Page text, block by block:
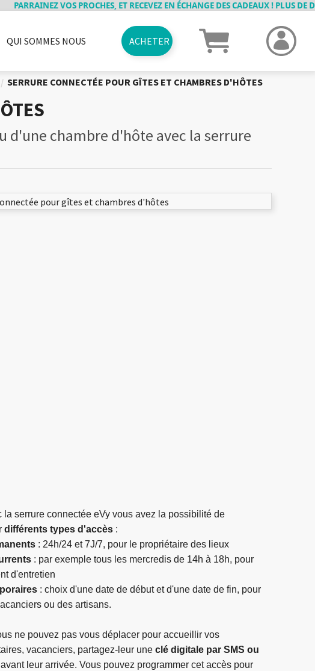
PARRAINEZ VOS PROCHES, ET RECEVEZ EN ÉCHANGE DES CADEAUX ! PLUS DE
ET ALARME ANCIENS PRODUITS CARTES CADEAUX
CAS D'USAGES
LIVRAISONS PARRAINAGE ELOCKY MOVIE
QUI SOMMES NOUS
BLOG JOBS CONTACT
ACHETER
SERRURE CONNECTÉE POUR GÎTES ET CHAMBRES D'HÔTES
chambre d'hôte avec la serrure
la serrure connectée eVy vous avez la possibilité de
différents types d'accès :
: 24h/24 et 7J/7, pour le propriétaire des lieux
: par exemple tous les mercredis de 14h à 18h, pour
d'entretien
: choix d'une date de début et d'une date de fin, pour
ou des artisans.
ne pouvez pas vous déplacer pour accueillir vos
vacanciers, partagez-leur une clé digitale par SMS ou
avant leur arrivée. Vous pouvez programmer cet accès pour